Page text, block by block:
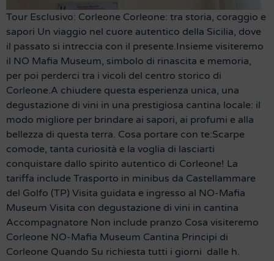
Tour Esclusivo: Corleone Corleone: tra storia, coraggio e
sapori Un viaggio nel cuore autentico della Sicilia, dove
il passato si intreccia con il presente.Insieme visiteremo
il NO Mafia Museum, simbolo di rinascita e memoria,
per poi perderci tra i vicoli del centro storico di
Corleone.A chiudere questa esperienza unica, una
degustazione di vini in una prestigiosa cantina locale: il
modo migliore per brindare ai sapori, ai profumi e alla
bellezza di questa terra. Cosa portare con te:Scarpe
comode, tanta curiosità e la voglia di lasciarti
conquistare dallo spirito autentico di Corleone! La
tariffa include Trasporto in minibus da Castellammare
del Golfo (TP) Visita guidata e ingresso al NO-Mafia
Museum Visita con degustazione di vini in cantina
Accompagnatore Non include pranzo Cosa visiteremo
Corleone NO-Mafia Museum Cantina Principi di
Corleone Quando Su richiesta tutti i giorni dalle h.